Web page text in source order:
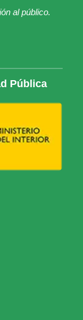
al público.
Pública